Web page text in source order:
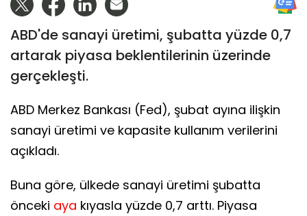
ABD'de sanayi üretimi, şubatta yüzde 0,7
artarak piyasa beklentilerinin üzerinde
gerçekleşti.
ABD Merkez Bankası (Fed), şubat ayına ilişkin
sanayi üretimi ve kapasite kullanım verilerini
açıkladı.
Buna göre, ülkede sanayi üretimi şubatta
önceki aya kıyasla yüzde 0,7 arttı. Piyasa